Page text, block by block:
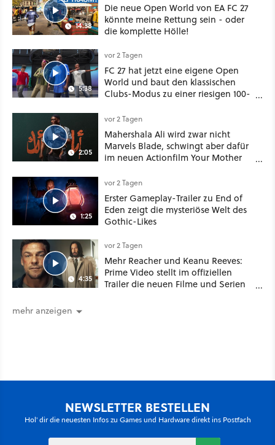
14:38
Die neue Open World von EA FC 27
könnte meine Rettung sein - oder
die komplette Hölle!
5:38
vor 2 Tagen
FC 27 hat jetzt eine eigene Open
World und baut den klassischen
Clubs-Modus zu einer riesigen 100-
2:05
vor 2 Tagen
Mahershala Ali wird zwar nicht
Marvels Blade, schwingt aber dafür
im neuen Actionfilm Your Mother
Schwert
1:25
vor 2 Tagen
Erster Gameplay-Trailer zu End of
Eden zeigt die mysteriöse Welt des
Gothic-Likes
4:35
vor 2 Tagen
Mehr Reacher und Keanu Reeves:
Prime Video stellt im offiziellen
Trailer die neuen Filme und Serien
mehr anzeigen
NEWSLETTER BESTELLEN
Hol' dir die neuesten Infos zu Games und Hardware direkt ins Postfach